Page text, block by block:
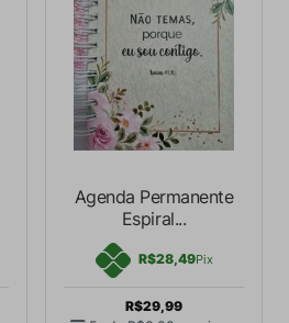
Agenda Permanente
Espiral...
R$28,49Pix
R$29,99